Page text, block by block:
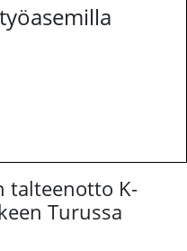
talteenotto K-
Turussa